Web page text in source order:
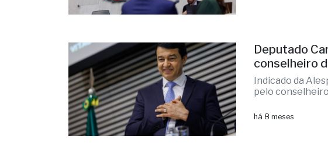
Deputado
conselheiro
Indicado da
pelo
há 8 meses